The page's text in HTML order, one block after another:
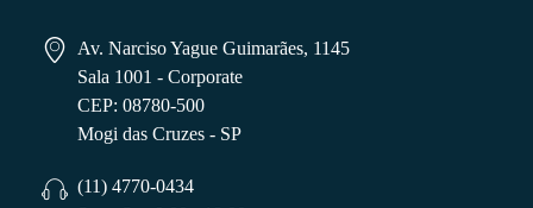
Av. Narciso Yague Guimarães, 1145
Sala 1001 - Corporate
CEP: 08780-500
Mogi das Cruzes - SP
(11) 4770-0434